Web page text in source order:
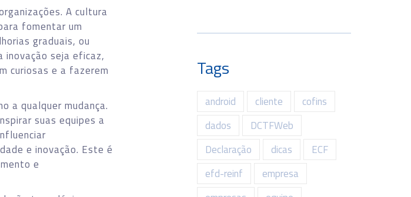
A cultura
fomentar um
graduais, ou
inovação seja eficaz,
curiosas e a fazerem
a qualquer mudança.
suas equipes a
e inovação. Este é
e
Tags
android cliente
cofins
dados
DCTFWeb
Declaração
dicas
ECF
efd-reinf
empresa